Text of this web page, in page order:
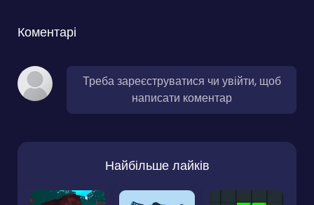
Коментарі
Треба зареєструватися чи увійти, щоб
написати коментар
Найбільше лайків